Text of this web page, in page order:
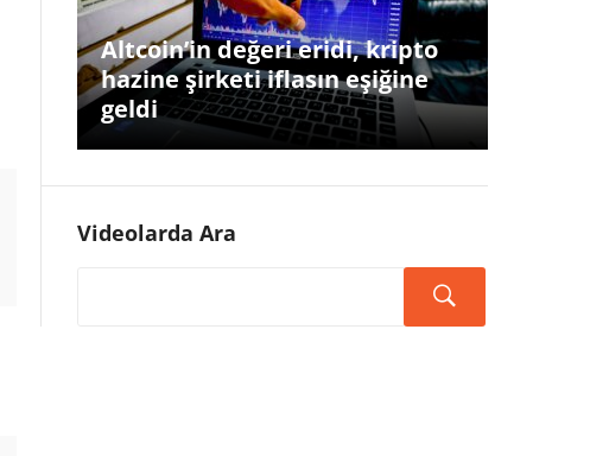
Altcoin’in değeri eridi, kripto
hazine şirketi iflasın eşiğine
geldi
Videolarda Ara